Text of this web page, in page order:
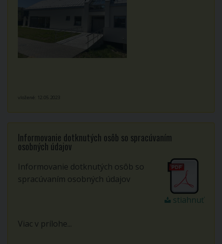
vložené: 12.05.2023
Informovanie dotknutých osôb so spracúvaním
osobných údajov
stiahnuť
Informovanie dotknutých osôb so
spracúvaním osobných údajov
Viac v prílohe...